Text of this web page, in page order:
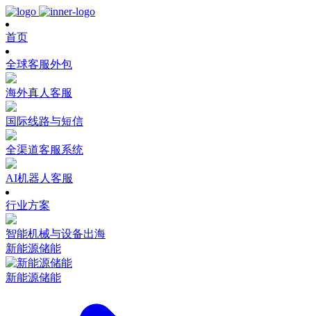
首页
全球客服外包
海外真人客服
国际线路与短信
全渠道客服系统
AI机器人客服
行业方案
智能机械与设备出海
新能源储能
新能源储能